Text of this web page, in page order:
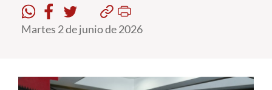
Admisión
Postgrado
Martes 2 de junio de 2026